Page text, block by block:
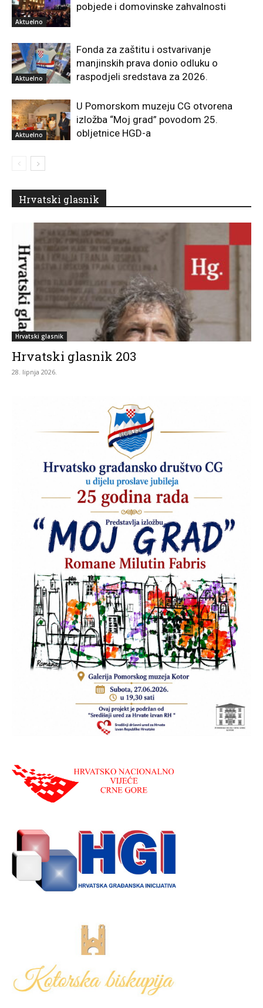
Aktuelno
pobjede i domovinske zahvalnosti
Aktuelno
Fonda za zaštitu i ostvarivanje
manjinskih prava donio odluku o
raspodjeli sredstava za 2026.
Aktuelno
U Pomorskom muzeju CG otvorena
izložba “Moj grad” povodom 25.
obljetnice HGD-a
Hrvatski glasnik
Hrvatski glasnik
Hrvatski glasnik 203
28. lipnja 2026.